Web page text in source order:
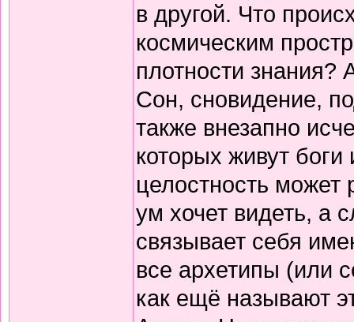
в другой. Что
космическим
плотности знания?
Сон, сновидение,
также внезапно
которых живут
целостность может
ум хочет видеть, а
связывает себя
все архетипы (или
как ещё называют